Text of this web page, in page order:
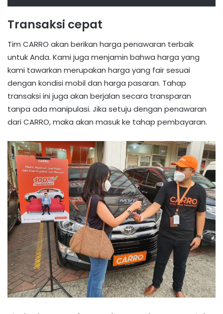
Transaksi cepat
Tim CARRO akan berikan harga penawaran terbaik
untuk Anda. Kami juga menjamin bahwa harga yang
kami tawarkan merupakan harga yang fair sesuai
dengan kondisi mobil dan harga pasaran. Tahap
transaksi ini juga akan berjalan secara transparan
tanpa ada manipulasi. Jika setuju dengan penawaran
dari CARRO, maka akan masuk ke tahap pembayaran.